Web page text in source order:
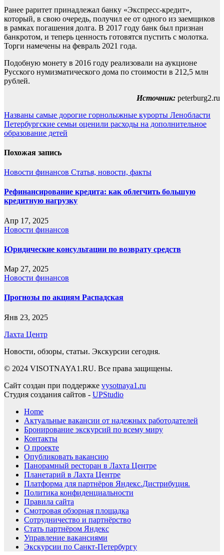
Ранее раритет принадлежал банку «Экспресс-кредит»,
который, в свою очередь, получил ее от одного из заемщиков
в рамках погашения долга. В 2017 году банк был признан
банкротом, и теперь ценность готовятся пустить с молотка.
Торги намечены на февраль 2021 года.
Подобную монету в 2016 году реализовали на аукционе
Русского нумизматического дома по стоимости в 212,5 млн
рублей.
Источник: peterburg2.ru
Навигация
по
Названы самые дорогие горнолыжные курорты Ленобласти
Петербургские семьи оценили расходы на дополнительное
образование детей
Похожая запись
Новости финансов Статья, новости, факты
Рефинансирование кредита: как облегчить большую
кредитную нагрузку
Апр 17, 2025
Новости финансов
Юридические консультации по возврату средств
Мар 27, 2025
Новости финансов
Прогнозы по акциям Распадская
Янв 23, 2025
Лахта Центр
Новости, обзоры, статьи. Экскурсии сегодня.
© 2024 VISOTNAYA1.RU. Все права защищены.
Сайт создан при поддержке vysotnaya1.ru
Студия создания сайтов - UPStudio
Home
Актуальные вакансии от надежных работодателей
Бронирование экскурсий по всему миру
Контакты
О проекте
Опубликовать вакансию
Панорамный ресторан в Лахта Центре
Планетарий в Лахта Центре
Платформа для партнёров Яндекс.Дистрибуция.
Политика конфиденциальности
Правила сайта
Смотровая обзорная площадка
Сотрудничество и партнёрство
Стать партнёром Яндекс
Управление вакансиями
Экскурсии по Санкт-Петербургу